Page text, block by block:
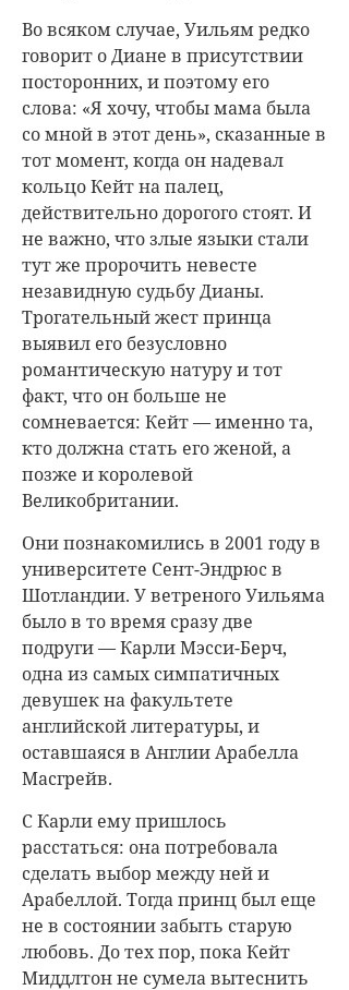
Во всяком случае, Уильям редко
говорит о Диане в присутствии
посторонних, и поэтому его
слова: «Я хочу, чтобы мама была
со мной в этот день», сказанные в
тот момент, когда он надевал
кольцо Кейт на палец,
действительно дорогого стоят. И
не важно, что злые языки стали
тут же пророчить невесте
незавидную судьбу Дианы.
Трогательный жест принца
выявил его безусловно
романтическую натуру и тот
факт, что он больше не
сомневается: Кейт — именно та,
кто должна стать его женой, а
позже и королевой
Великобритании.
Они познакомились в 2001 году в
университете Сент-Эндрюс в
Шотландии. У ветреного Уильяма
было в то время сразу две
подруги — Карли Мэсси-Берч,
одна из самых симпатичных
девушек на факультете
английской литературы, и
оставшаяся в Англии Арабелла
Масгрейв.
С Карли ему пришлось
расстаться: она потребовала
сделать выбор между ней и
Арабеллой. Тогда принц был еще
не в состоянии забыть старую
любовь. До тех пор, пока Кейт
Миддлтон не сумела вытеснить